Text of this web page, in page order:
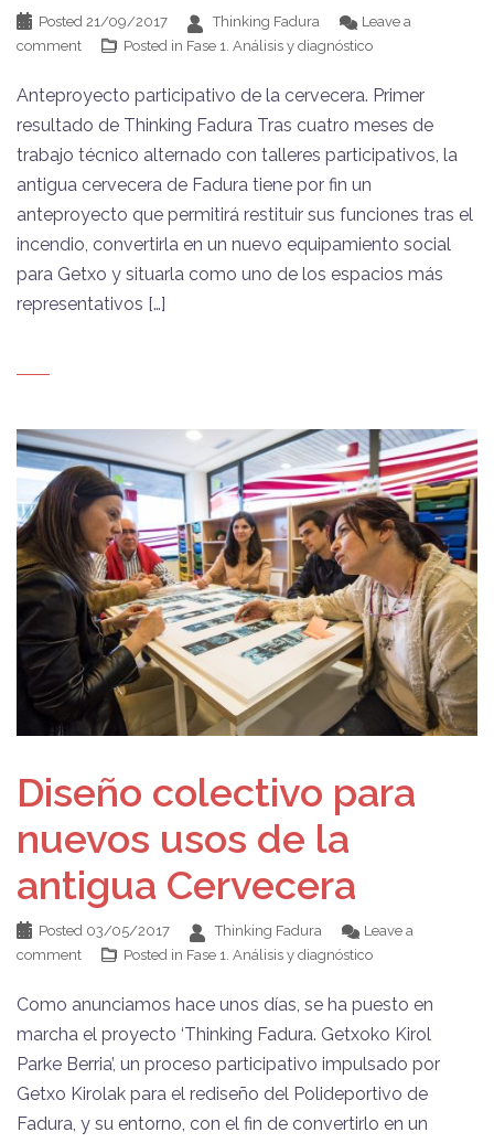
Posted 21/09/2017 Thinking Fadura
Leave a
comment
Posted in Fase 1. Análisis y diagnóstico
Anteproyecto participativo de la cervecera. Primer
resultado de Thinking Fadura Tras cuatro meses de
trabajo técnico alternado con talleres participativos, la
antigua cervecera de Fadura tiene por fin un
anteproyecto que permitirá restituir sus funciones tras el
incendio, convertirla en un nuevo equipamiento social
para Getxo y situarla como uno de los espacios más
representativos […]
Diseño colectivo para
nuevos usos de la
antigua Cervecera
Posted 03/05/2017 Thinking Fadura
Leave a
comment
Posted in Fase 1. Análisis y diagnóstico
Como anunciamos hace unos días, se ha puesto en
marcha el proyecto ‘Thinking Fadura. Getxoko Kirol
Parke Berria’, un proceso participativo impulsado por
Getxo Kirolak para el rediseño del Polideportivo de
Fadura, y su entorno, con el fin de convertirlo en un